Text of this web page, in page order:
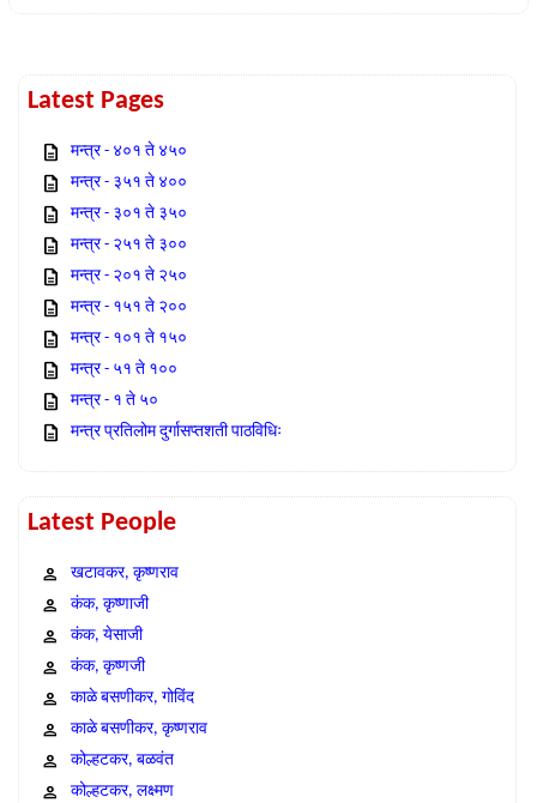
Latest Pages
मन्त्र - ४०१ ते ४५०
मन्त्र - ३५१ ते ४००
मन्त्र - ३०१ ते ३५०
मन्त्र - २५१ ते ३००
मन्त्र - २०१ ते २५०
मन्त्र - १५१ ते २००
मन्त्र - १०१ ते १५०
मन्त्र - ५१ ते १००
मन्त्र - १ ते ५०
मन्त्र प्रतिलोम दुर्गासप्तशती पाठविधिः
Latest People
खटावकर, कृष्णराव
कंक, कृष्णाजी
कंक, येसाजी
कंक, कृष्णजी
काळे बसणीकर, गोविंद
काळे बसणीकर, कृष्णराव
कोल्हटकर, बळवंत
कोल्हटकर, लक्ष्मण